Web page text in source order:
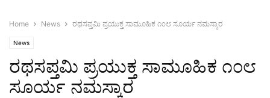
Home News ರಥಸಪ್ತಮಿ ಪ್ರಯುಕ್ತ ಸಾಮೂಹಿಕ ೧೦೮ ಸೂರ್ಯ ನಮಸ್ಕಾರ
News
ರಥಸಪ್ತಮಿ ಪ್ರಯುಕ್ತ ಸಾಮೂಹಿಕ ೧೦೮
ಸೂರ್ಯ ನಮಸ್ಕಾರ